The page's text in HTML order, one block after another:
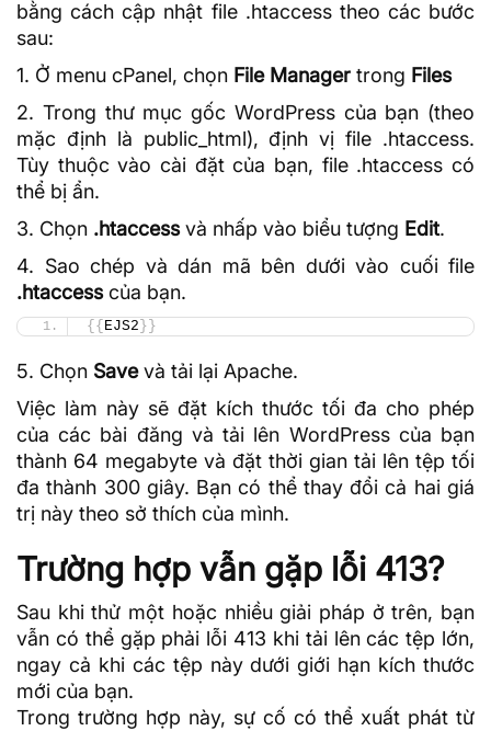
bằng cách cập nhật file .htaccess theo các bước
sau:
1. Ở menu cPanel, chọn File Manager trong Files
2. Trong thư mục gốc WordPress của bạn (theo
mặc định là public_html), định vị file .htaccess.
Tùy thuộc vào cài đặt của bạn, file .htaccess có
thể bị ẩn.
3. Chọn .htaccessvà nhấp vào biểu tượng Edit.
4. Sao chép và dán mã bên dưới vào cuối file
.htaccesscủa bạn.
{{ EJS2 }}
5. Chọn Savevà tải lại Apache.
Việc làm này sẽ đặt kích thước tối đa cho phép
của các bài đăng và tải lên WordPress của bạn
thành 64 megabyte và đặt thời gian tải lên tệp tối
đa thành 300 giây. Bạn có thể thay đổi cả hai giá
trị này theo sở thích của mình.
Trường hợp vẫn gặp lỗi 413?
Sau khi thử một hoặc nhiều giải pháp ở trên, bạn
vẫn có thể gặp phải lỗi 413 khi tải lên các tệp lớn,
ngay cả khi các tệp này dưới giới hạn kích thước
mới của bạn.
Trong trường hợp này, sự cố có thể xuất phát từ